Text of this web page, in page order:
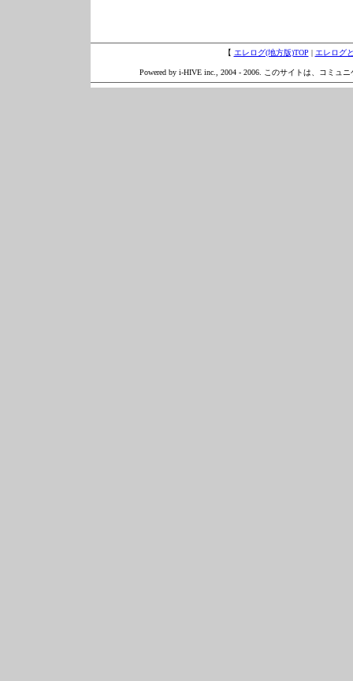
【 エレログ(地方版)TOP | エレログ
Powered by i-HIVE inc., 2004 - 2006. このサイトは、コミュ